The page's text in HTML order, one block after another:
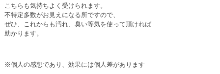
こちらも気持ちよく受けられます。
不特定多数がお見えになる所ですので、
ぜひ、これからも汚れ、臭い等気を使って頂ければ
助かります。
※個人の感想であり、効果には個人差があります